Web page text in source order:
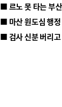
■ 르노 못 타는 부
■ 마산 원도심 행